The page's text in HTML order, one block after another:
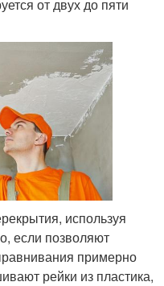
от двух до пяти
используя
если позволяют
примерно
рейки из пластика,